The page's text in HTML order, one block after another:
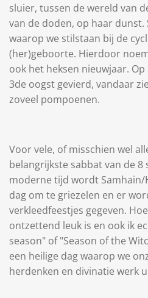
sluier, tussen de wereld van
van de doden, op haar dunst.
waarop we stilstaan bij de
(her)geboorte. Hierdoor
ook het heksen nieuwjaar.
3de oogst gevierd, vandaar
zoveel pompoenen.
Voor vele, of misschien wel
belangrijkste sabbat van de 8
moderne tijd wordt Samhain/
dag om te griezelen en er
verkleedfeestjes gegeven.
ontzettend leuk is en ook ik
season" of "Season of the
een heilige dag waarop we
herdenken en divinatie werk